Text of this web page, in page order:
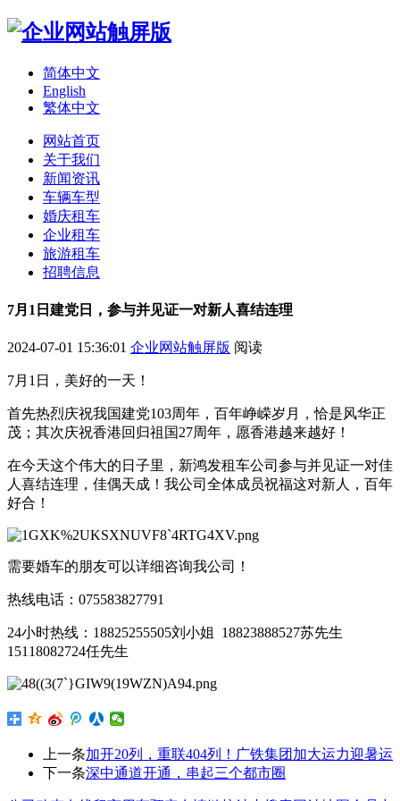
简体中文
English
繁体中文
网站首页
关于我们
新闻资讯
车辆车型
婚庆租车
企业租车
旅游租车
招聘信息
7月1日建党日，参与并见证一对新人喜结连理
2024-07-01 15:36:01 企业网站触屏版 阅读
7月1日，美好的一天！
首先热烈庆祝我国建党103周年，百年峥嵘岁月，恰是风华正
茂；其次庆祝香港回归祖国27周年，愿香港越来越好！
在今天这个伟大的日子里，新鸿发租车公司参与并见证一对佳
人喜结连理，佳偶天成！我公司全体成员祝福这对新人，百年
好合！
需要婚车的朋友可以详细咨询我公司！
热线电话：075583827791
24小时热线：18825255505刘小姐 18823888527苏先生
15118082724任先生
上一条加开20列，重联404列！广铁集团加大运力迎暑运
下一条深中通道开通，串起三个都市圈